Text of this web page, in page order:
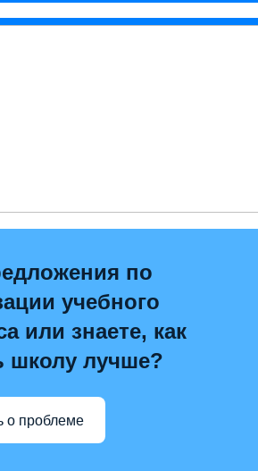
по
учебного
или знаете, как
школу лучше?
о проблеме